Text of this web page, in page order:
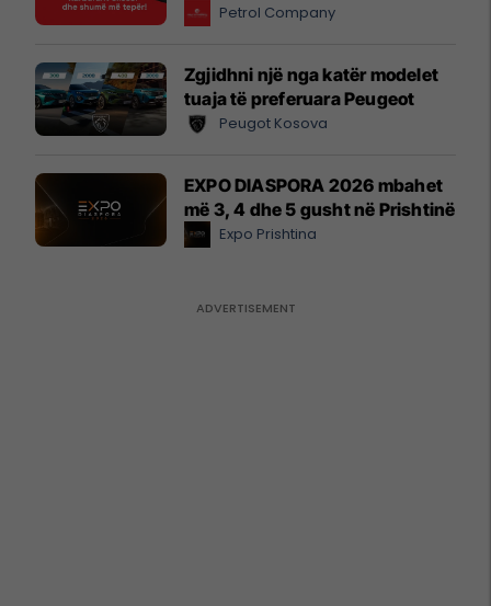
Petrol Company
Zgjidhni një nga katër modelet
tuaja të preferuara Peugeot
Peugot Kosova
EXPO DIASPORA 2026 mbahet
më 3, 4 dhe 5 gusht në Prishtinë
Expo Prishtina